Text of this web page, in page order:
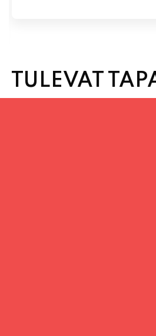
TULEVAT